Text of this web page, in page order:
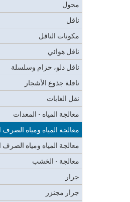
محول
ناقل
مكونات الناقل
ناقل هوائي
ناقل دلو، حزام وسلسلة
ناقلة جذوع الأشجار
نقل الغابات
معالجة المياه - المعدات
معالجة المياه ومياه
معالجة المياه ومياه
معالجة - الخشب
جرار
جرار مجنزر